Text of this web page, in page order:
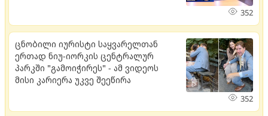
352
ცნობილი იურისტი საყვარელთან
ერთად ნიუ-იორკის ცენტრალურ
პარკში "გამოიჭირეს" - ამ ვიდეოს
მისი კარიერა უკვე შეეწირა
352